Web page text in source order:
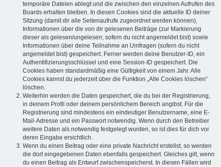
temporäre Dateien ablegt und die zwischen den einzelnen Aufrufen des
Boards erhalten bleiben. In diesen Cookies sind die aktuelle ID deiner
Sitzung (damit dir alle Seitenaufrufe zugeordnet werden können),
Informationen über die von dir gelesenen Beiträge (zur Markierung
dieser als gelesen/ungelesen; sofern du nicht angemeldet bist) sowie
Informationen über deine Teilnahme an Umfragen (sofern du nicht
angemeldet bist) gespeichert. Ferner werden deine Benutzer-ID, ein
Authentifizierungsschlüssel und eine Session-ID gespeichert. Die
Cookies haben standardmäßig eine Gültigkeit von einem Jahr. Alle
Cookies kannst du jederzeit über die Funktion „Alle Cookies löschen“
löschen.
Weiterhin werden die Daten gespeichert, die du bei der Registrierung,
in deinem Profil oder deinem persönlichem Bereich angibst. Für die
Registrierung sind mindestens ein eindeutiger Benutzername, eine E-
Mail-Adresse und ein Passwort notwendig. Wenn durch den Betreiber
weitere Daten als notwendig festgelegt wurden, so ist dies für dich vor
deren Eingabe ersichtlich.
Wenn du einen Beitrag oder eine private Nachricht erstellst, so werden
die dort eingegebenen Daten ebenfalls gespeichert. Gleiches gilt, wenn
du einen Beitrag als Entwurf zwischenspeicherst. In diesen Fällen wird